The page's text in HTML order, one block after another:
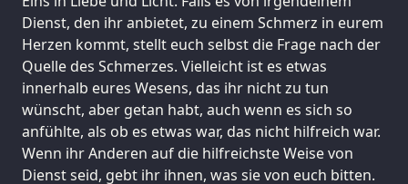
Dienst, den ihr anbietet, zu einem Schmerz in eurem
Herzen kommt, stellt euch selbst die Frage nach der
Quelle des Schmerzes. Vielleicht ist es etwas
innerhalb eures Wesens, das ihr nicht zu tun
wünscht, aber getan habt, auch wenn es sich so
anfühlte, als ob es etwas war, das nicht hilfreich war.
Wenn ihr Anderen auf die hilfreichste Weise von
Dienst seid, gebt ihr ihnen, was sie von euch bitten.